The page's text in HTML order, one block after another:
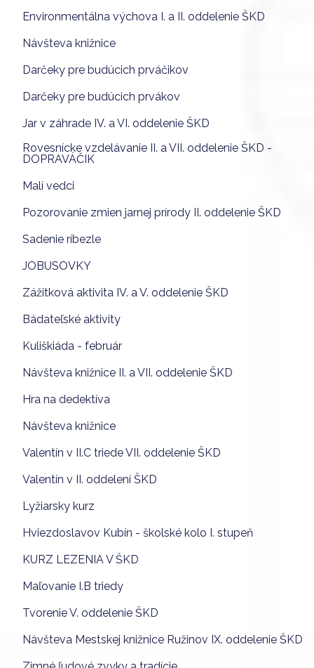
Environmentálna výchova I. a II. oddelenie ŠKD
Návšteva knižnice
Darčeky pre budúcich prváčikov
Darčeky pre budúcich prvákov
Jar v záhrade IV. a VI. oddelenie ŠKD
Rovesnícke vzdelávanie II. a VII. oddelenie ŠKD -
DOPRAVÁČIK
Malí vedci
Pozorovanie zmien jarnej prírody II. oddelenie ŠKD
Sadenie ríbezle
JOBUSOVKY
Zážitková aktivita IV. a V. oddelenie ŠKD
Bádateľské aktivity
Kuliškiáda - február
Návšteva knižnice II. a VII. oddelenie ŠKD
Hra na dedektíva
Návšteva knižnice
Valentín v II.C triede VII. oddelenie ŠKD
Valentín v II. oddelení ŠKD
Lyžiarsky kurz
Hviezdoslavov Kubín - školské kolo I. stupeň
KURZ LEZENIA V ŠKD
Maľovanie I.B triedy
Tvorenie V. oddelenie ŠKD
Návšteva Mestskej knižnice Ružinov IX. oddelenie ŠKD